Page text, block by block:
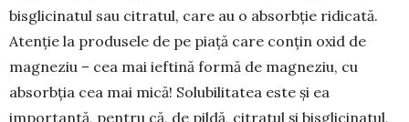
bisglicinatul sau citratul, care au o absorbție ridicată.
Atenție la produsele de pe piață care conțin oxid de
magneziu – cea mai ieftină formă de magneziu, cu
absorbția cea mai mică! Solubilitatea este și ea
importantă, pentru că, de pildă, citratul și bisglicinatul,